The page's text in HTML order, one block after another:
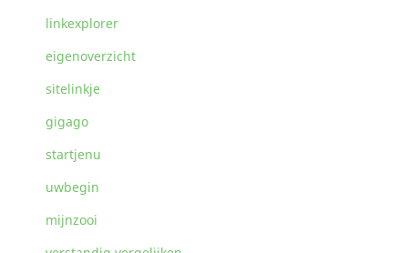
linkexplorer
eigenoverzicht
sitelinkje
gigago
startjenu
uwbegin
mijnzooi